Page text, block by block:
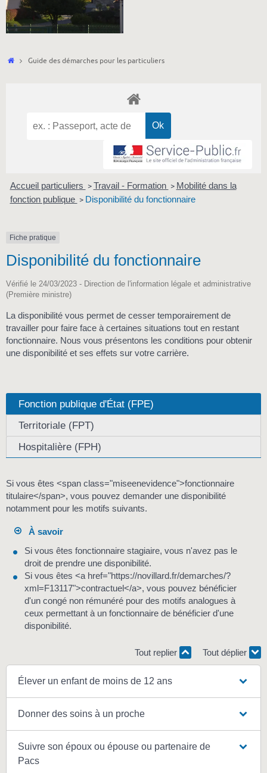
Accueil
Guide des démarches pour les particuliers
Accueil particuliers > Travail - Formation > Mobilité dans la
fonction publique > Disponibilité du fonctionnaire
Fiche pratique
Disponibilité du fonctionnaire
Vérifié le 24/03/2023 - Direction de l'information légale et administrative
(Première ministre)
La disponibilité vous permet de cesser temporairement de
travailler pour faire face à certaines situations tout en restant
fonctionnaire. Nous vous présentons les conditions pour obtenir
une disponibilité et ses effets sur votre carrière.
Fonction publique d'État (FPE)
Territoriale (FPT)
Hospitalière (FPH)
Si vous êtes <span class="miseenevidence">fonctionnaire
titulaire</span>, vous pouvez demander une disponibilité
notamment pour les motifs suivants.
À savoir
Si vous êtes fonctionnaire stagiaire, vous n'avez pas le
droit de prendre une disponibilité.
Si vous êtes <a href="https://novillard.fr/demarches/?
xml=F13117">contractuel</a>, vous pouvez bénéficier
d'un congé non rémunéré pour des motifs analogues à
ceux permettant à un fonctionnaire de bénéficier d'une
disponibilité.
Tout replier Tout déplier
Élever un enfant de moins de 12 ans
Donner des soins à un proche
Suivre son époux ou épouse ou partenaire de
Pacs